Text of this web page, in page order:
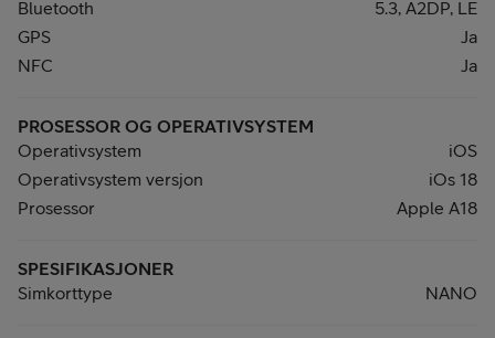
Bluetooth
5.3, A2DP, LE
GPS
Ja
NFC
Ja
PROSESSOR OG OPERATIVSYSTEM
Operativsystem
iOS
Operativsystem versjon
iOs 18
Prosessor
Apple A18
SPESIFIKASJONER
Simkorttype
NANO